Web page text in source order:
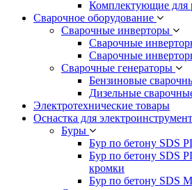
Комплектующие для
Сварочное оборудование
Сварочные инверторы
Сварочные
Сварочные
Сварочные генераторы
Бензиновые
Дизельные
Электротехнические товары
Оснастка для
Буры
Бур по бетону SDS
Бур по бетону SDS
кромки
Бур по бетону SDS